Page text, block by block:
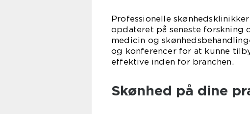
Professionelle
opdateret på seneste forskning
medicin og
og konferencer for at kunne
effektive inden for branchen.
Skønhed på dine